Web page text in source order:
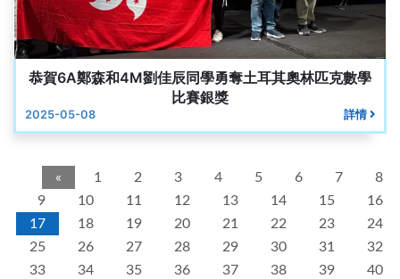
恭賀6A鄭森和4M劉佳辰同學勇奪土耳其奧林匹克數學
比賽銀獎
2025-05-08 詳情
« 1 2 3 4 5 6 7
8
9
10 11 12 13 14 15
16
17
18 19 20 21 22 23
24
25
26 27 28 29 30 31
32
33
34 35 36 37 38 39 40